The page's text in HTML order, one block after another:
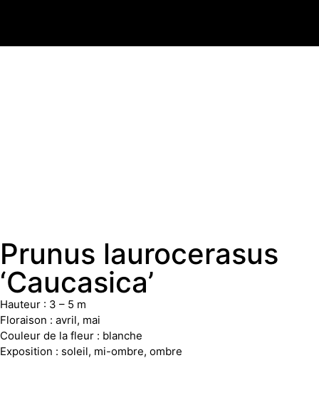
Prunus laurocerasus
‘Caucasica’
Hauteur : 3 – 5 m
Floraison : avril, mai
Couleur de la fleur : blanche
Exposition : soleil, mi-ombre, ombre